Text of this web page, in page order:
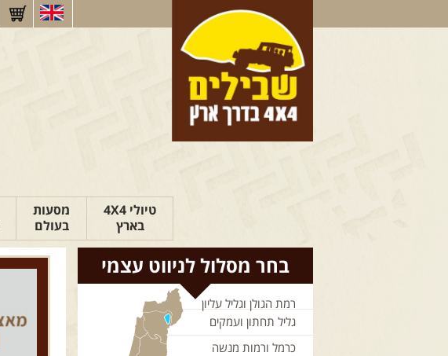
טיולי 4X4
בארץ
מסעות
בעולם
בחר מסלול לניווט עצמי
רמת הגולן וגליל עליון
גליל תחתון ועמקים
כרמל ורמות מנשה